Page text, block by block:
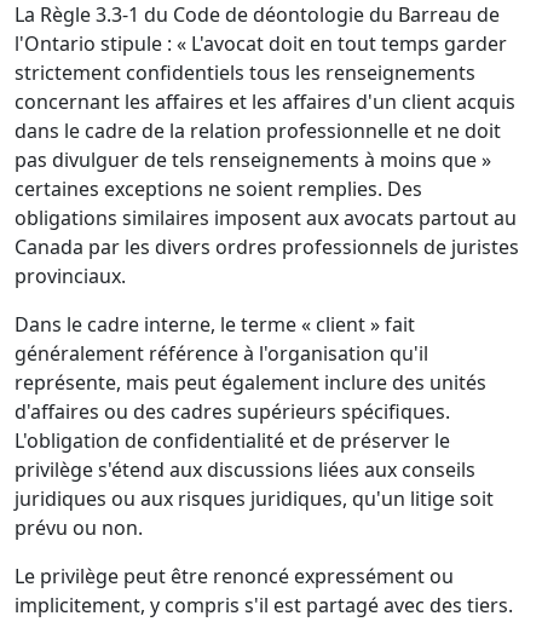
La Règle 3.3-1 du Code de déontologie du Barreau de
l'Ontario stipule : « L'avocat doit en tout temps garder
strictement confidentiels tous les renseignements
concernant les affaires et les affaires d'un client acquis
dans le cadre de la relation professionnelle et ne doit
pas divulguer de tels renseignements à moins que »
certaines exceptions ne soient remplies. Des
obligations similaires imposent aux avocats partout au
Canada par les divers ordres professionnels de juristes
provinciaux.
Dans le cadre interne, le terme « client » fait
généralement référence à l'organisation qu'il
représente, mais peut également inclure des unités
d'affaires ou des cadres supérieurs spécifiques.
L'obligation de confidentialité et de préserver le
privilège s'étend aux discussions liées aux conseils
juridiques ou aux risques juridiques, qu'un litige soit
prévu ou non.
Le privilège peut être renoncé expressément ou
implicitement, y compris s'il est partagé avec des tiers.